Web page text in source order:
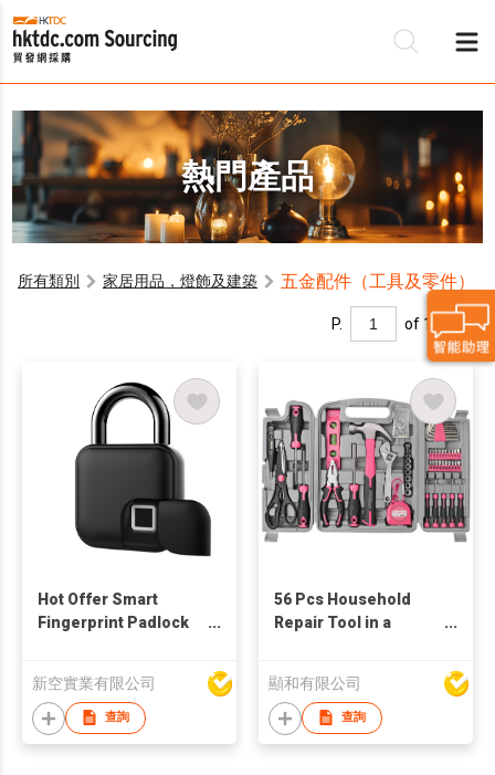
熱門產品
所有類別 家居用品，燈飾及建築 五金配件（工具及零件）
P. of 1
Hot Offer Smart
Fingerprint Padlock
新空實業有限公司
查詢
56 Pcs Household
Repair Tool in a
顯和有限公司
查詢